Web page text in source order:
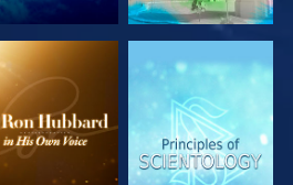
UTFORSKA
SERIEN
UTFORSKA
SERIEN